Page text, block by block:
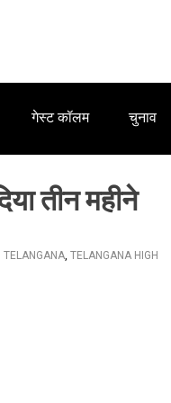
गेस्ट कॉलम चुनाव
तीन महीने
TELANGANA, TELANGANA HIGH